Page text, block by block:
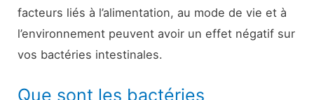
facteurs liés à l’alimentation, au mode de vie et à
l’environnement peuvent avoir un effet négatif sur
vos bactéries intestinales.
Que sont les bactéries